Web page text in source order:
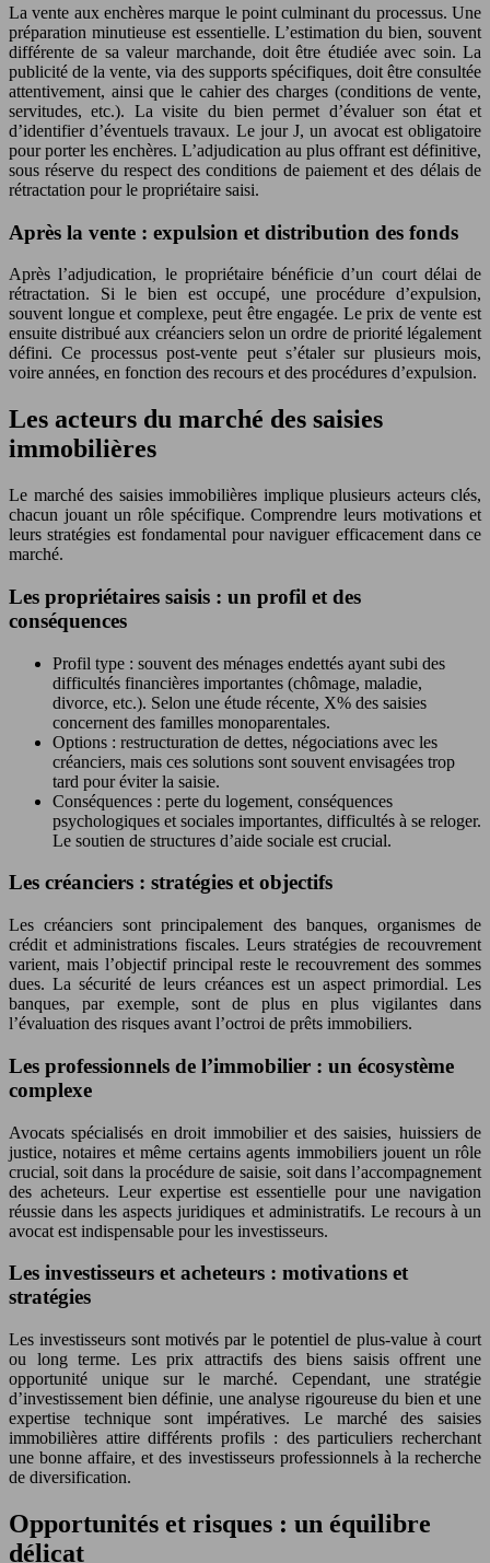
La vente aux enchères marque le point culminant du processus. Une
préparation minutieuse est essentielle. L’estimation du bien, souvent
différente de sa valeur marchande, doit être étudiée avec soin. La
publicité de la vente, via des supports spécifiques, doit être consultée
attentivement, ainsi que le cahier des charges (conditions de vente,
servitudes, etc.). La visite du bien permet d’évaluer son état et
d’identifier d’éventuels travaux. Le jour J, un avocat est obligatoire
pour porter les enchères. L’adjudication au plus offrant est définitive,
sous réserve du respect des conditions de paiement et des délais de
rétractation pour le propriétaire saisi.
Après la vente : expulsion et distribution des fonds
Après l’adjudication, le propriétaire bénéficie d’un court délai de
rétractation. Si le bien est occupé, une procédure d’expulsion,
souvent longue et complexe, peut être engagée. Le prix de vente est
ensuite distribué aux créanciers selon un ordre de priorité légalement
défini. Ce processus post-vente peut s’étaler sur plusieurs mois,
voire années, en fonction des recours et des procédures d’expulsion.
Les acteurs du marché des saisies
immobilières
Le marché des saisies immobilières implique plusieurs acteurs clés,
chacun jouant un rôle spécifique. Comprendre leurs motivations et
leurs stratégies est fondamental pour naviguer efficacement dans ce
marché.
Les propriétaires saisis : un profil et des
conséquences
Profil type : souvent des ménages endettés ayant subi des
difficultés financières importantes (chômage, maladie,
divorce, etc.). Selon une étude récente, X% des saisies
concernent des familles monoparentales.
Options : restructuration de dettes, négociations avec les
créanciers, mais ces solutions sont souvent envisagées trop
tard pour éviter la saisie.
Conséquences : perte du logement, conséquences
psychologiques et sociales importantes, difficultés à se reloger.
Le soutien de structures d’aide sociale est crucial.
Les créanciers : stratégies et objectifs
Les créanciers sont principalement des banques, organismes de
crédit et administrations fiscales. Leurs stratégies de recouvrement
varient, mais l’objectif principal reste le recouvrement des sommes
dues. La sécurité de leurs créances est un aspect primordial. Les
banques, par exemple, sont de plus en plus vigilantes dans
l’évaluation des risques avant l’octroi de prêts immobiliers.
Les professionnels de l’immobilier : un écosystème
complexe
Avocats spécialisés en droit immobilier et des saisies, huissiers de
justice, notaires et même certains agents immobiliers jouent un rôle
crucial, soit dans la procédure de saisie, soit dans l’accompagnement
des acheteurs. Leur expertise est essentielle pour une navigation
réussie dans les aspects juridiques et administratifs. Le recours à un
avocat est indispensable pour les investisseurs.
Les investisseurs et acheteurs : motivations et
stratégies
Les investisseurs sont motivés par le potentiel de plus-value à court
ou long terme. Les prix attractifs des biens saisis offrent une
opportunité unique sur le marché. Cependant, une stratégie
d’investissement bien définie, une analyse rigoureuse du bien et une
expertise technique sont impératives. Le marché des saisies
immobilières attire différents profils : des particuliers recherchant
une bonne affaire, et des investisseurs professionnels à la recherche
de diversification.
Opportunités et risques : un équilibre
délicat